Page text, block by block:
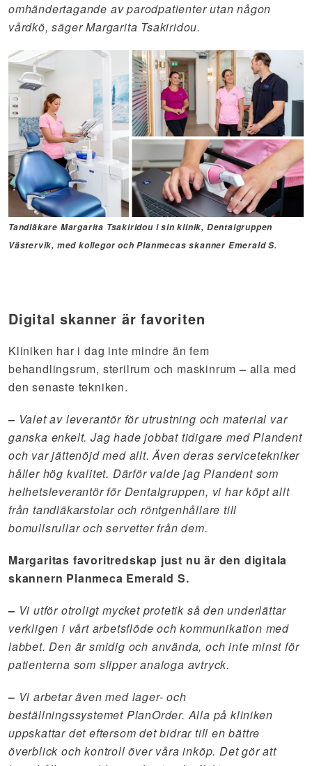
omhändertagande av parodpatienter utan någon
vårdkö, säger Margarita Tsakiridou.
Tandläkare Margarita Tsakiridou i sin klinik, Dentalgruppen
Västervik, med kollegor och Planmecas skanner Emerald S.
Digital skanner är favoriten
Kliniken har i dag inte mindre än fem
behandlingsrum, sterilrum och maskinrum– alla med
den senaste tekniken.
– Valet av leverantör för utrustning och material var
ganska enkelt. Jag hade jobbat tidigare med Plandent
och var jättenöjd med allt. Även deras servicetekniker
håller hög kvalitet. Därför valde jag Plandent som
helhetsleverantör för Dentalgruppen, vi har köpt allt
från tandläkarstolar och röntgenhållare till
bomullsrullar och servetter från dem.
Margaritas favoritredskap just nu är den digitala
skannern Planmeca Emerald S.
– Vi utför otroligt mycket protetik så den underlättar
verkligen i vårt arbetsflöde och kommunikation med
labbet. Den är smidig och använda, och inte minst för
patienterna som slipper analoga avtryck.
– Vi arbetar även med lager- och
beställningssystemet PlanOrder. Alla på kliniken
uppskattar det eftersom det bidrar till en bättre
överblick och kontroll över våra inköp. Det gör att